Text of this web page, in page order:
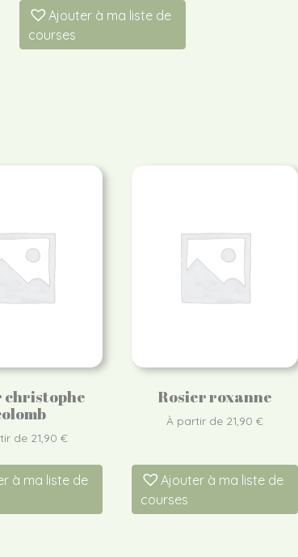
Ajouter à ma liste de
courses
christophe
de 21,90€
à ma liste de
Rosier roxanne
À partir de 21,90 €
Ajouter à ma liste de
courses